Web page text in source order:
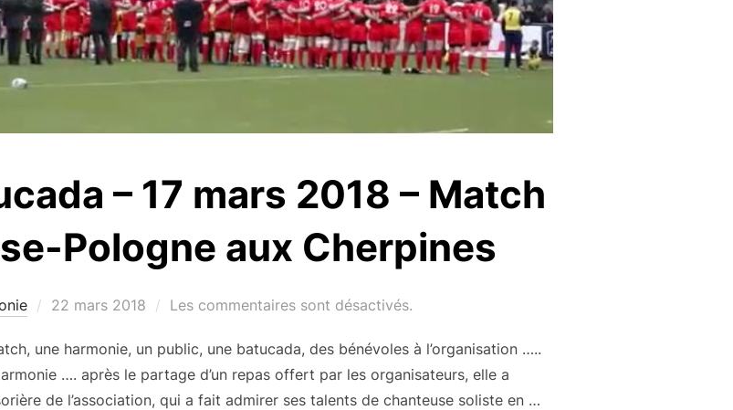
– 17 mars 2018 – Match
Pologne aux Cherpines
Publié
22 mars 2018 Les commentaires sont désactivés.
une harmonie, un public, une batucada, des bénévoles à l’organisation …..
…. après le partage d’un repas offert par les organisateurs, elle a
de l’association, qui a fait admirer ses talents de chanteuse soliste en …